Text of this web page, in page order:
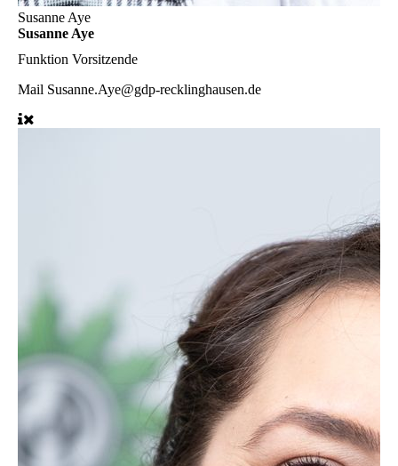
Susanne Aye
Susanne Aye
Funktion Vorsitzende
Mail Susanne.Aye@gdp-recklinghausen.de